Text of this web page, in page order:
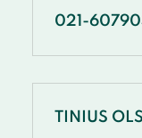
021-
TINIUS